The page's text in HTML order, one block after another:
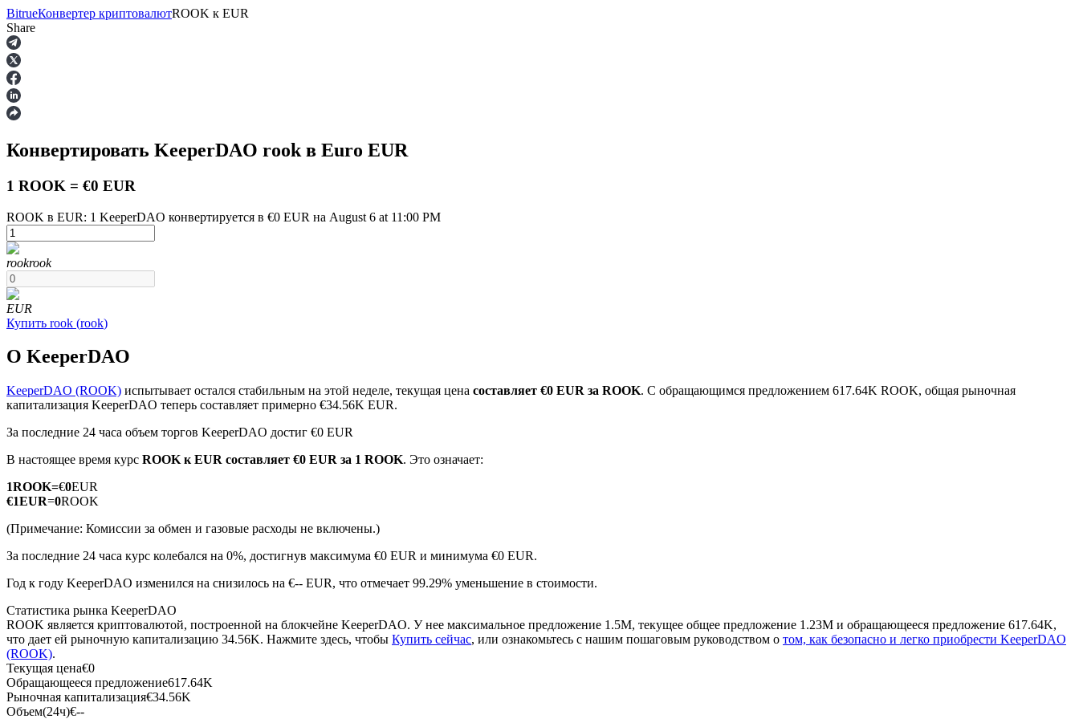
Фьючерсы
USDT-фьючерсы
Фьючерсы с использованием USDT в качестве обеспечения
Фьючерсы на COIN-M
Криптовалютные фьючерсы
USDC фьючерсы
BitrueКонвертер криптовалютROOK к EUR
Share
Конвертировать KeeperDAO rook в Euro EUR
1 ROOK = €0 EUR
ROOK в EUR: 1 KeeperDAO конвертируется в €0 EUR на August 6 at 11:00 PM
rookrook
EUR
Купить rook (rook)
О KeeperDAO
KeeperDAO (ROOK) испытывает остался стабильным на этой неделе, текущая цена составляет €0 EUR за ROOK. С обращающимся предложением 617.64K ROOK, общая рыночная
капитализация KeeperDAO теперь составляет примерно €34.56K EUR.
За последние 24 часа объем торгов KeeperDAO достиг €0 EUR
В настоящее время курс ROOK к EUR составляет €0 EUR за 1 ROOK. Это означает:
1ROOK=€0EUR
€1EUR=0ROOK
(Примечание: Комиссии за обмен и газовые расходы не включены.)
За последние 24 часа курс колебался на 0%, достигнув максимума €0 EUR и минимума €0 EUR.
Год к году KeeperDAO изменился на снизилось на €-- EUR, что отмечает 99.29% уменьшение в стоимости.
Статистика рынка KeeperDAO
ROOK является криптовалютой, построенной на блокчейне KeeperDAO. У нее максимальное предложение 1.5M, текущее общее предложение 1.23M и обращающееся предложение 617.64K,
что дает ей рыночную капитализацию 34.56K. Нажмите здесь, чтобы Купить сейчас, или ознакомьтесь с нашим пошаговым руководством о том, как безопасно и легко приобрести KeeperDAO
(ROOK).
Текущая цена€0
Обращающееся предложение617.64K
Рыночная капитализация€34.56K
Объем(24ч)€--